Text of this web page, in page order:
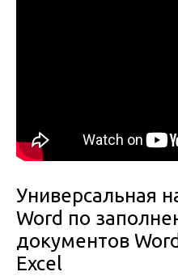
Универсальная
Word по
документов
Excel